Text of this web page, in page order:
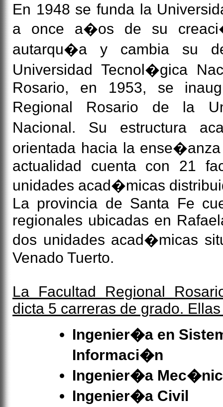
En 1948 se funda la
a once a�os de su
autarqu�a y cambia su
Universidad Tecnol�gica
Rosario, en 1953, se
Regional Rosario de la
Nacional. Su estructura
orientada hacia la
actualidad cuenta con 21
unidades acad�micas
La provincia de Santa Fe
regionales ubicadas en
dos unidades acad�micas
Venado Tuerto.
La Facultad Regional
dicta 5 carreras de grado.
Ingenier�a en
Informaci�n
Ingenier�a
Ingenier�a Civil